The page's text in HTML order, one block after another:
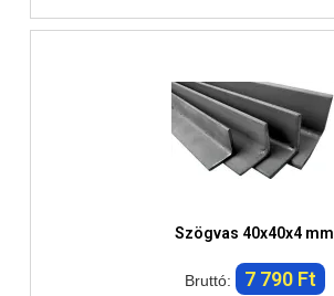
Szögvas 40x40x4 mm
Bruttó: 7 790 Ft